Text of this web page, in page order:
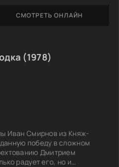
(1978)
Иван Смирнов из Княж-
победу в сложном
Дмитрием
радует его, но и
СМОТРЕТЬ ОНЛАЙН